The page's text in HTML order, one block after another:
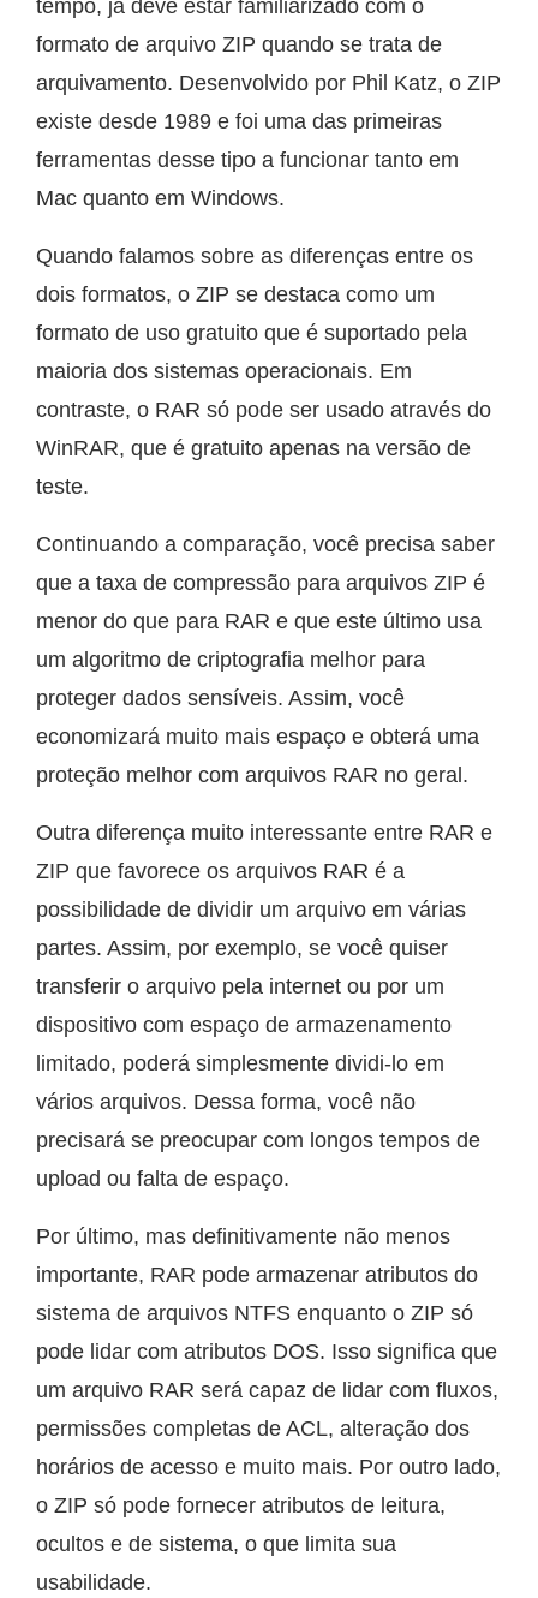
tempo, já deve estar familiarizado com o
formato de arquivo ZIP quando se trata de
arquivamento. Desenvolvido por Phil Katz, o ZIP
existe desde 1989 e foi uma das primeiras
ferramentas desse tipo a funcionar tanto em
Mac quanto em Windows.
Quando falamos sobre as diferenças entre os
dois formatos, o ZIP se destaca como um
formato de uso gratuito que é suportado pela
maioria dos sistemas operacionais. Em
contraste, o RAR só pode ser usado através do
WinRAR, que é gratuito apenas na versão de
teste.
Continuando a comparação, você precisa saber
que a taxa de compressão para arquivos ZIP é
menor do que para RAR e que este último usa
um algoritmo de criptografia melhor para
proteger dados sensíveis. Assim, você
economizará muito mais espaço e obterá uma
proteção melhor com arquivos RAR no geral.
Outra diferença muito interessante entre RAR e
ZIP que favorece os arquivos RAR é a
possibilidade de dividir um arquivo em várias
partes. Assim, por exemplo, se você quiser
transferir o arquivo pela internet ou por um
dispositivo com espaço de armazenamento
limitado, poderá simplesmente dividi-lo em
vários arquivos. Dessa forma, você não
precisará se preocupar com longos tempos de
upload ou falta de espaço.
Por último, mas definitivamente não menos
importante, RAR pode armazenar atributos do
sistema de arquivos NTFS enquanto o ZIP só
pode lidar com atributos DOS. Isso significa que
um arquivo RAR será capaz de lidar com fluxos,
permissões completas de ACL, alteração dos
horários de acesso e muito mais. Por outro lado,
o ZIP só pode fornecer atributos de leitura,
ocultos e de sistema, o que limita sua
usabilidade.